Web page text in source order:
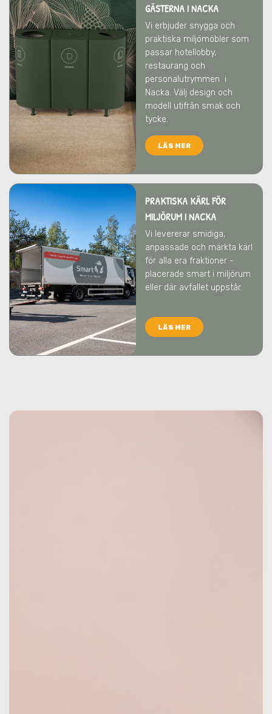
GÄSTERNA I NACKA
Vi erbjuder snygga och
praktiska miljömöbler som
passar hotellobby,
restaurang och
personalutrymmen i
Nacka. Välj design och
modell utifrån smak och
tycke.
LÄS MER
PRAKTISKA KÄRL FÖR
MILJÖRUMI NACKA
Vi levererar smidiga,
anpassade och märkta kärl
för alla era fraktioner -
placerade smart i miljörum
eller där avfallet uppstår.
LÄS MER